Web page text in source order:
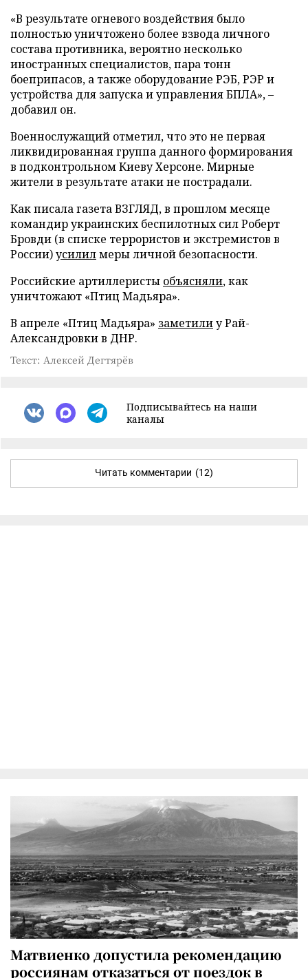
«В результате огневого воздействия было
полностью уничтожено более взвода личного
состава противника, вероятно несколько
иностранных специалистов, пара тонн
боеприпасов, а также оборудование РЭБ, РЭР и
устройства для запуска и управления БПЛА», –
добавил он.
Военнослужащий отметил, что это не первая
ликвидированная группа данного формирования
в подконтрольном Киеву Херсоне. Мирные
жители в результате атаки не пострадали.
Как писала газета ВЗГЛЯД, в прошлом месяце
командир украинских беспилотных сил Роберт
Бровди (в списке террористов и экстремистов в
России)усилилмеры личной безопасности.
Российские артиллеристы объясняли, как
уничтожают «Птиц Мадьяра».
В апреле «Птиц Мадьяра» заметилиу Рай-
Александровки в ДНР.
Текст: Алексей Дегтярёв
Подписывайтесь на наши
каналы
Читать комментарии (12)
Матвиенко допустила рекомендацию
россиянам отказаться от поездок в